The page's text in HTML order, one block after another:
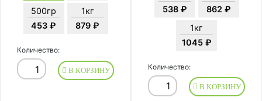
500гр
453 ₽
1кг
879 ₽
Количество:
В КОРЗИНУ
538 ₽
862 ₽
1кг
1045 ₽
Количество:
В КОРЗИНУ